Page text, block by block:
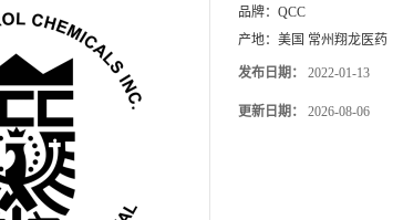
品牌： QCC
产地： 美国 常州翔龙医药
发布日期： 2022-01-13
更新日期： 2026-08-06